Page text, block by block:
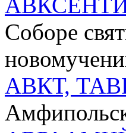
Соборе
АВКТ,